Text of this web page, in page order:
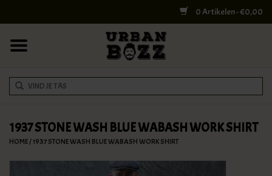
0 Artikelen - €0,00
COLLEGE BAGS
RUGZAKKEN
1937 STONE WASH BLUE WABASH WORK SHIRT
HOME/1937 STONE WASH BLUE WABASH WORK SHIRT